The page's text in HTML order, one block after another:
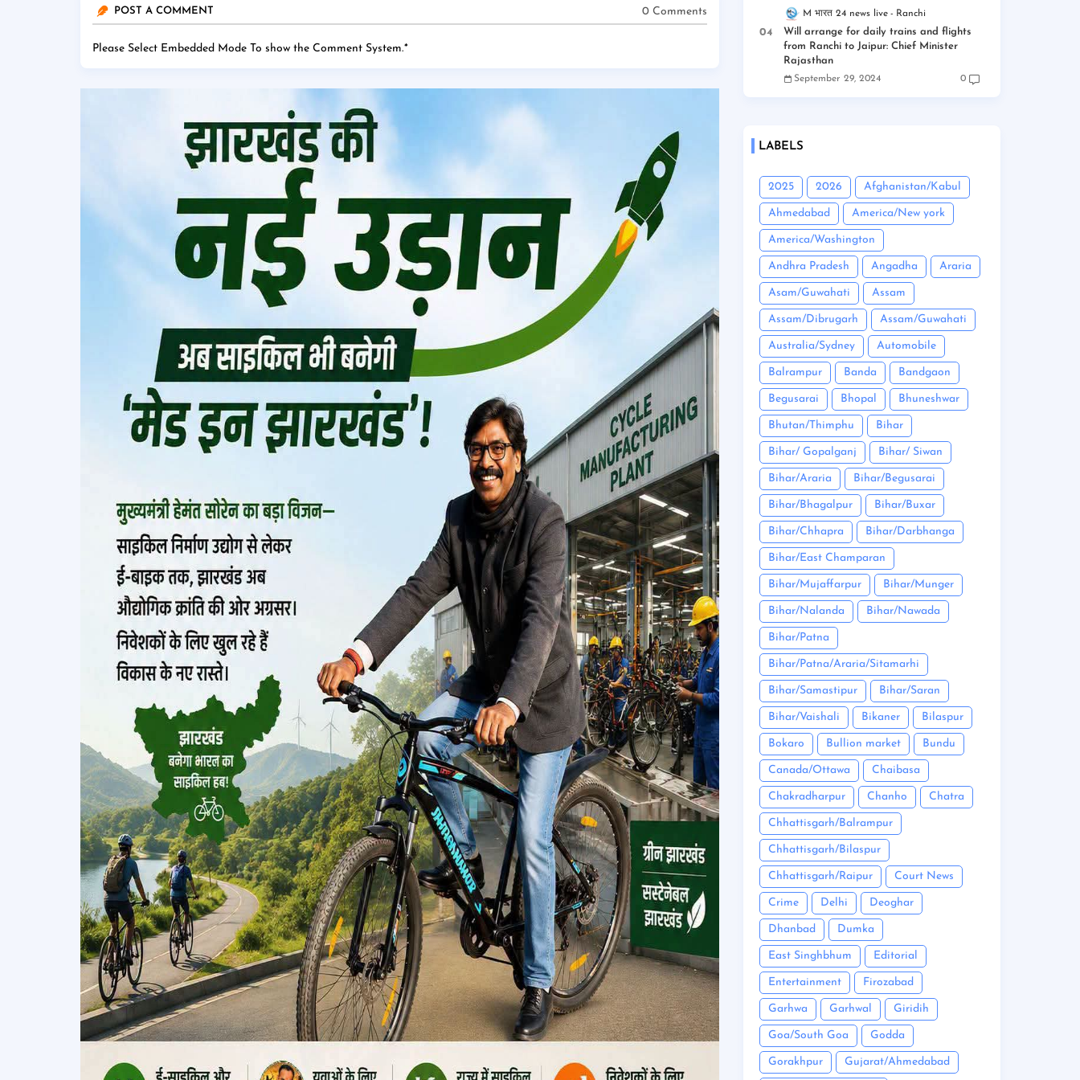
POST A COMMENT 0 Comments
Please Select Embedded Mode To show the Comment System.*
M भारत 24 news live Ranchi
Will arrange for daily trains and flights
from Ranchi to Jaipur: Chief Minister
Rajasthan
September 29, 2024 0
LABELS
2025 2026 Afghanistan/Kabul
Ahmedabad America/New york
America/Washington
Andhra Pradesh Angadha Araria
Asam/Guwahati Assam
Assam/Dibrugarh Assam/Guwahati
Australia/Sydney Automobile
Balrampur Banda Bandgaon
Begusarai Bhopal Bhuneshwar
Bhutan/Thimphu Bihar
Bihar/ Gopalganj Bihar/ Siwan
Bihar/Araria Bihar/Begusarai
Bihar/Bhagalpur Bihar/Buxar
Bihar/Chhapra Bihar/Darbhanga
Bihar/East Champaran
Bihar/Mujaffarpur Bihar/Munger
Bihar/Nalanda Bihar/Nawada
Bihar/Patna
Bihar/Patna/Araria/Sitamarhi
Bihar/Samastipur Bihar/Saran
Bihar/Vaishali Bikaner Bilaspur
Bokaro Bullion market Bundu
Canada/Ottawa Chaibasa
Chakradharpur Chanho Chatra
Chhattisgarh/Balrampur
Chhattisgarh/Bilaspur
Chhattisgarh/Raipur Court News
Crime Delhi Deoghar
Dhanbad Dumka
East Singhbhum Editorial
Entertainment Firozabad
Garhwa Garhwal Giridih
Goa/South Goa Godda
Gorakhpur Gujarat/Ahmedabad